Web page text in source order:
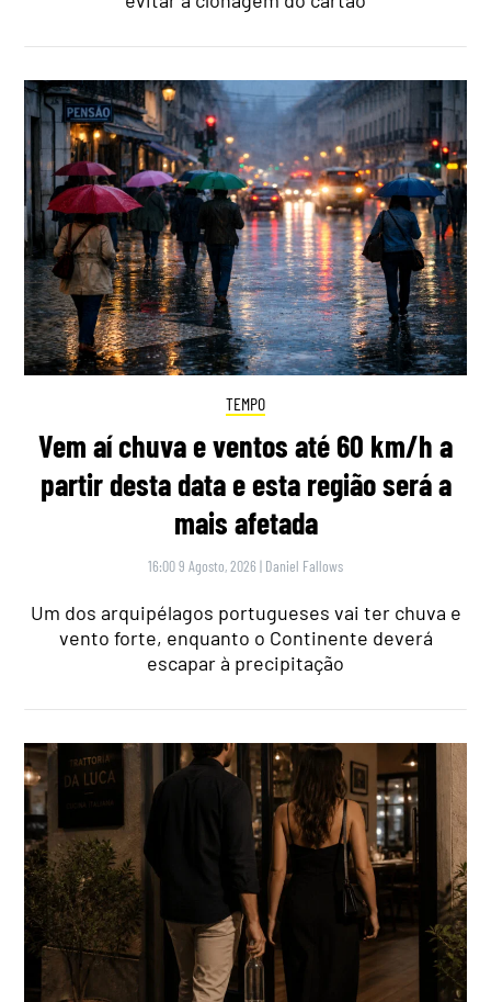
TEMPO
Vem aí chuva e ventos até 60 km/h a
partir desta data e esta região será a
mais afetada
16:00 9 Agosto, 2026 | Daniel Fallows
Um dos arquipélagos portugueses vai ter chuva e
vento forte, enquanto o Continente deverá
escapar à precipitação